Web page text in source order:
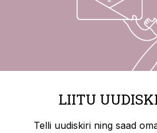
LIITU
Telli uudiskiri ning saad